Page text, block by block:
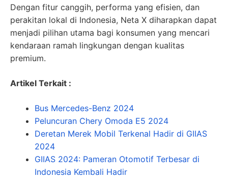
Dengan fitur canggih, performa yang efisien, dan
perakitan lokal di Indonesia, Neta X diharapkan dapat
menjadi pilihan utama bagi konsumen yang mencari
kendaraan ramah lingkungan dengan kualitas
premium.
Artikel Terkait :
Bus Mercedes-Benz 2024
Peluncuran Chery Omoda E5 2024
Deretan Merek Mobil Terkenal Hadir di GIIAS
2024
GIIAS 2024: Pameran Otomotif Terbesar di
Indonesia Kembali Hadir